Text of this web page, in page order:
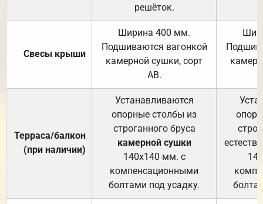
решёток.
Свесы крыши
Ширина 400 мм.
Подшиваются вагонкой
камерной сушки, сорт
АВ.
Терраса/балкон
(при наличии)
Устанавливаются
опорные столбы из
строганного бруса
камерной сушки
140х140 мм. с
компенсационными
болтами под усадку.